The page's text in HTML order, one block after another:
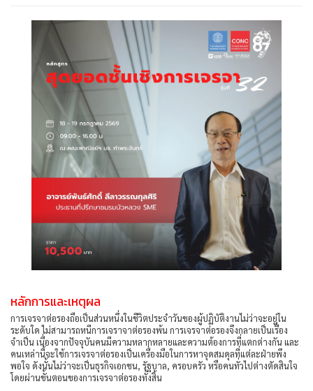
หลักการและเหตุผล
การเจรจาต่อรองถือเป็นส่วนหนึ่งในชีวิตประจำวันของผู้ปฏิบัติงานไม่ว่าจะอยู่ใน
ระดับใด ไม่สามารถหนีการเจราจาต่อรองพ้น การเจรจาต่อรองจึงกลายเป็นเรื่อง
จำเป็น เนื่องจากปัจจุบันคนมีความหลากหลายและความต้องการที่แตกต่างกัน และ
คนเหล่านี้จะใช้การเจรจาต่อรองเป็นเครื่องมือในการหาจุดสมดุลที่แต่ละฝ่ายพึง
พอใจ ดังนั้นไม่ว่าจะเป็นธุรกิจเอกชน, รัฐบาล, ครอบครัว หรือคนทั่วไปต่างตัดสินใจ
โดยผ่านขั้นตอนของการเจรจาต่อรองทั้งสิ้น